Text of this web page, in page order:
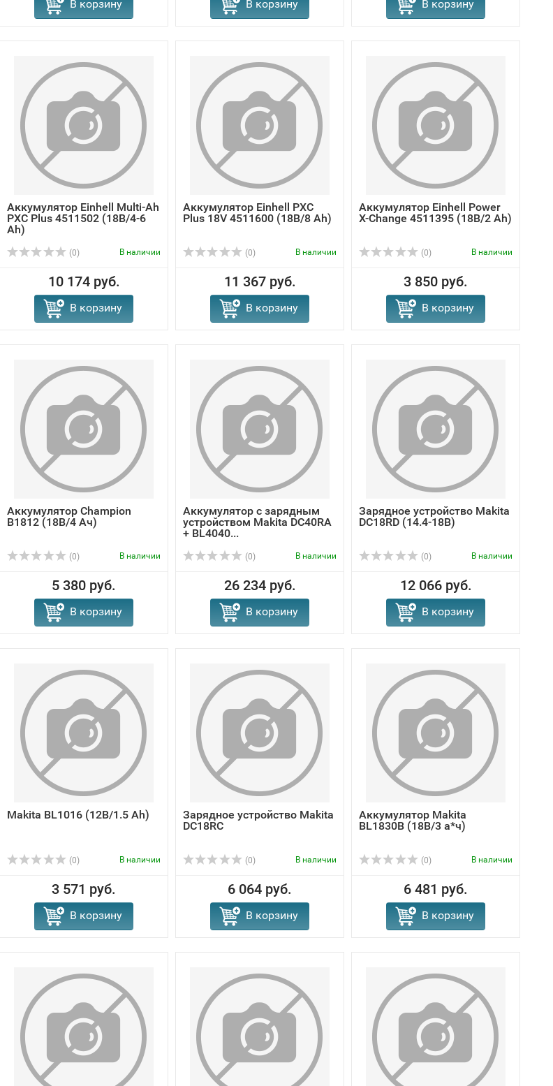
В корзину В корзину В корзину
Аккумулятор Einhell Multi-Ah
PXC Plus 4511502 (18В/4-6
Ah)
(0) В наличии
10 174 руб.
В корзину
Аккумулятор Einhell PXC
Plus 18V 4511600 (18В/8 Ah)
(0) В наличии
11 367 руб.
В корзину
Аккумулятор Einhell Power
X-Change 4511395 (18В/2 Ah)
(0) В наличии
3 850 руб.
В корзину
Аккумулятор Champion
B1812 (18В/4 Ач)
(0) В наличии
5 380 руб.
В корзину
Аккумулятор с зарядным
устройством Makita DC40RA
+ BL4040...
(0) В наличии
26 234 руб.
В корзину
Зарядное устройство Makita
DC18RD (14.4-18В)
(0) В наличии
12 066 руб.
В корзину
Makita BL1016 (12В/1.5 Ah)
(0) В наличии
3 571 руб.
В корзину
Зарядное устройство Makita
DC18RC
(0) В наличии
6 064 руб.
В корзину
Аккумулятор Makita
BL1830B (18В/3 а*ч)
(0) В наличии
6 481 руб.
В корзину